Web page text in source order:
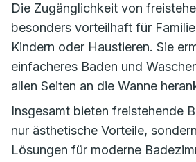
Die Zugänglichkeit von
besonders vorteilhaft für
Kindern oder Haustieren. Sie
einfacheres Baden und
allen Seiten an die Wanne
Insgesamt bieten freistehende
nur ästhetische Vorteile,
Lösungen für moderne